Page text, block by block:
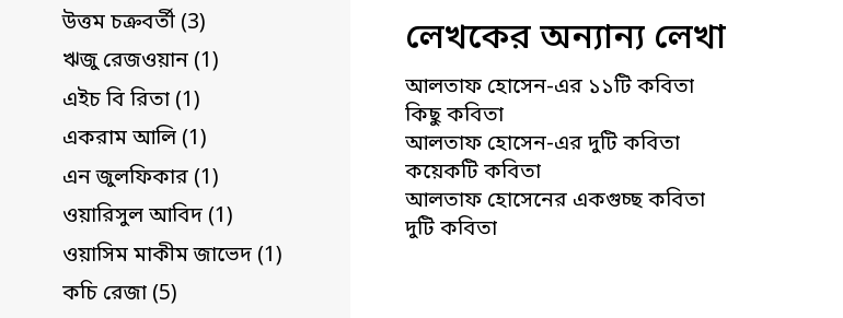
উত্তম চক্রবর্তী (3)
ঋজু রেজওয়ান (1)
এইচ বি রিতা (1)
একরাম আলি (1)
এন জুলফিকার (1)
ওয়ারিসুল আবিদ (1)
ওয়াসিম মাকীম জাভেদ (1)
কচি রেজা (5)
লেখকের অন্যান্য লেখা
আলতাফ হোসেন-এর ১১টি কবিতা
কিছু কবিতা
আলতাফ হোসেন-এর দুটি কবিতা
কয়েকটি কবিতা
আলতাফ হোসেনের একগুচ্ছ কবিতা
দুটি কবিতা